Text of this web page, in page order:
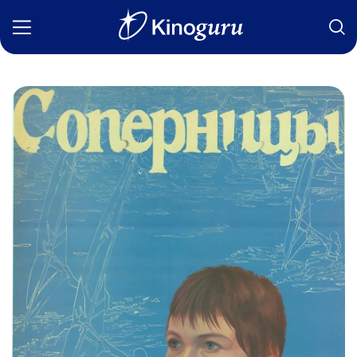
Фильмы
Статьи
Сериалы
Новости
Подборки
Рецензии
О нас
Авторы